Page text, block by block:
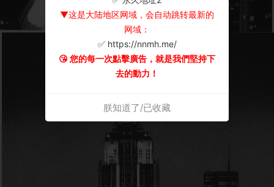
▼这是大陆地区网域，会自动跳转最新的
网域：
✅ https://nnmh.me/
😘 您的每一次點擊廣告，就是我們堅持下
去的動力！
朕知道了/已收藏